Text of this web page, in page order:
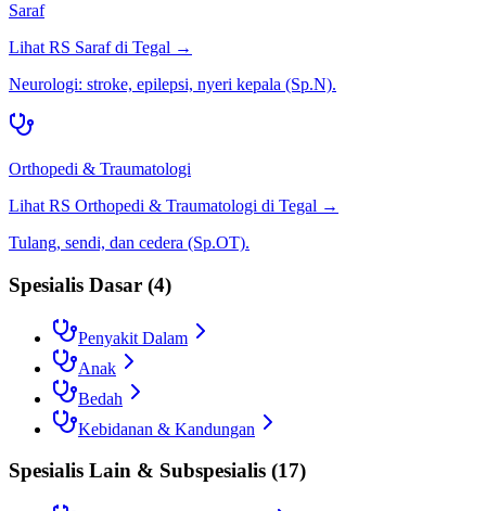
Saraf
Lihat RS Sarafdi Tegal →
Neurologi: stroke, epilepsi, nyeri kepala (Sp.N).
Orthopedi & Traumatologi
Lihat RS Orthopedi & Traumatologi di Tegal →
Tulang, sendi, dan cedera (Sp.OT).
Spesialis Dasar (4)
Penyakit Dalam
Anak
Bedah
Kebidanan & Kandungan
Spesialis Lain & Subspesialis (17)